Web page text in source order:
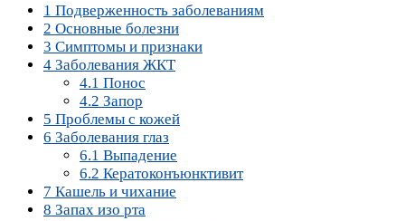
1 Подверженность заболеваниям
2 Основные болезни
3 Симптомы и признаки
4 Заболевания ЖКТ
4.1 Понос
4.2 Запор
5 Проблемы с кожей
6 Заболевания глаз
6.1 Выпадение
6.2 Кератоконъюнктивит
7 Кашель и чихание
8 Запах изо рта